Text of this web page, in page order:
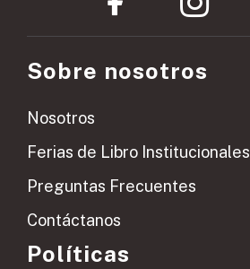
Sobre nosotros
Nosotros
Ferias de Libro Institucionales
Preguntas Frecuentes
Contáctanos
Políticas